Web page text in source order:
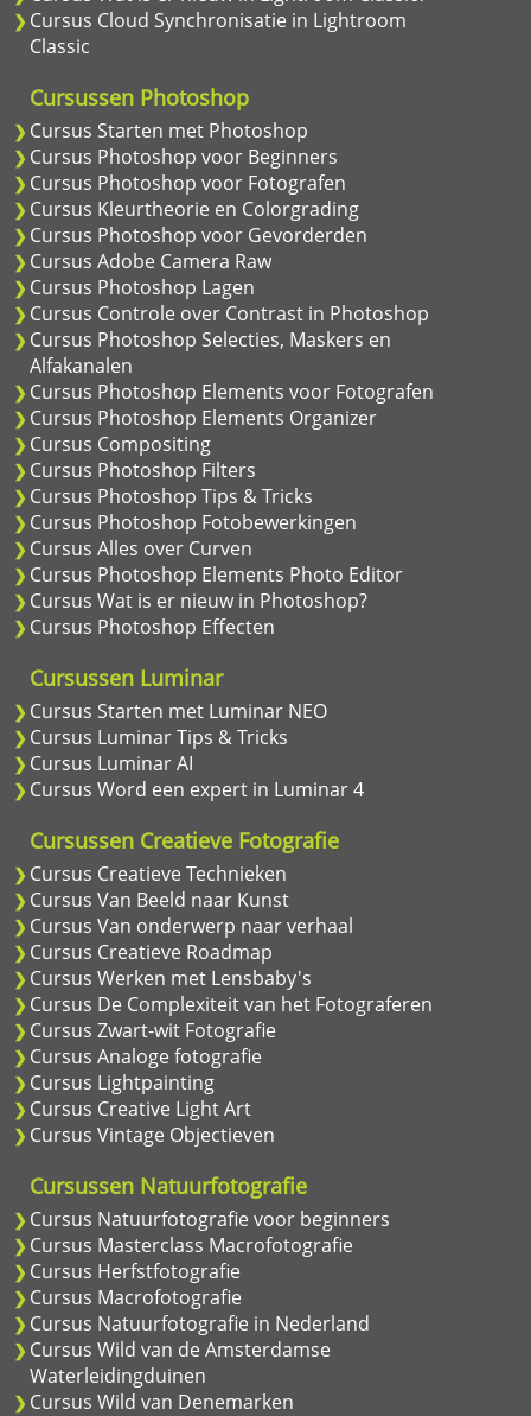
Cursus Cloud Synchronisatie in Lightroom
Classic
Cursussen Photoshop
Cursus Starten met Photoshop
Cursus Photoshop voor Beginners
Cursus Photoshop voor Fotografen
Cursus Kleurtheorie en Colorgrading
Cursus Photoshop voor Gevorderden
Cursus Adobe Camera Raw
Cursus Photoshop Lagen
Cursus Controle over Contrast in Photoshop
Cursus Photoshop Selecties, Maskers en
Alfakanalen
Cursus Photoshop Elements voor Fotografen
Cursus Photoshop Elements Organizer
Cursus Compositing
Cursus Photoshop Filters
Cursus Photoshop Tips & Tricks
Cursus Photoshop Fotobewerkingen
Cursus Alles over Curven
Cursus Photoshop Elements Photo Editor
Cursus Wat is er nieuw in Photoshop?
Cursus Photoshop Effecten
Cursussen Luminar
Cursus Starten met Luminar NEO
Cursus Luminar Tips & Tricks
Cursus Luminar AI
Cursus Word een expert in Luminar 4
Cursussen Creatieve Fotografie
Cursus Creatieve Technieken
Cursus Van Beeld naar Kunst
Cursus Van onderwerp naar verhaal
Cursus Creatieve Roadmap
Cursus Werken met Lensbaby's
Cursus De Complexiteit van het Fotograferen
Cursus Zwart-wit Fotografie
Cursus Analoge fotografie
Cursus Lightpainting
Cursus Creative Light Art
Cursus Vintage Objectieven
Cursussen Natuurfotografie
Cursus Natuurfotografie voor beginners
Cursus Masterclass Macrofotografie
Cursus Herfstfotografie
Cursus Macrofotografie
Cursus Natuurfotografie in Nederland
Cursus Wild van de Amsterdamse
Waterleidingduinen
Cursus Wild van Denemarken